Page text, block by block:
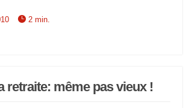
 2 min.
retraite: même pas vieux !